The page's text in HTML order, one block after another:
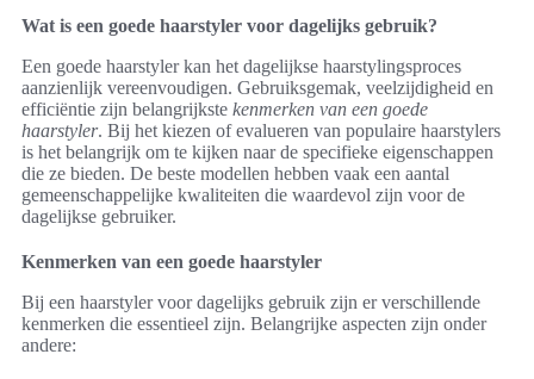
Wat is een goede haarstyler voor dagelijks gebruik?
Een goede haarstyler kan het dagelijkse haarstylingsproces
aanzienlijk vereenvoudigen. Gebruiksgemak, veelzijdigheid en
efficiëntie zijn belangrijkste kenmerken van een goede
haarstyler. Bij het kiezen of evalueren van populaire haarstylers
is het belangrijk om te kijken naar de specifieke eigenschappen
die ze bieden. De beste modellen hebben vaak een aantal
gemeenschappelijke kwaliteiten die waardevol zijn voor de
dagelijkse gebruiker.
Kenmerken van een goede haarstyler
Bij een haarstyler voor dagelijks gebruik zijn er verschillende
kenmerken die essentieel zijn. Belangrijke aspecten zijn onder
andere: